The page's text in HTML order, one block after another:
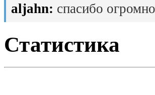
aljahn: спасибо
Статистика